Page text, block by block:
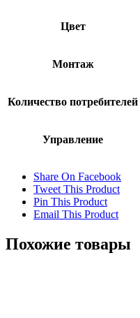
Цвет
Монтаж
Количество потребителей
Управление
Share On Facebook
Tweet This Product
Pin This Product
Email This Product
Похожие товары